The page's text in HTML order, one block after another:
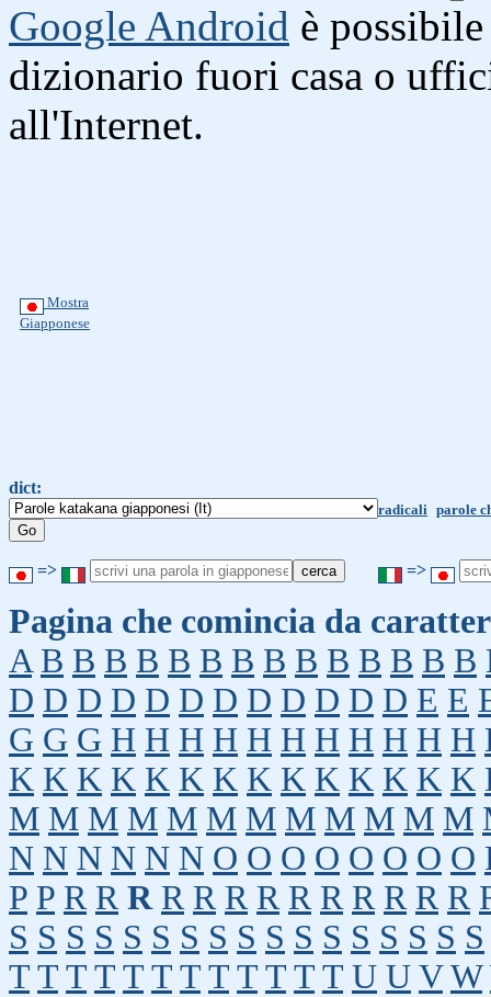
Google Android è
dizionario fuori casa o
all'Internet.
Mostra
Giapponese
dict:
radicali parole
=> =>
Pagina che comincia da
A B B B B B B B B B B B B B B
D D D D D D D D D D D D E E
G G G H H H H H H H H H H H
K K K K K K K K K K K K K K
M M M M M M M M M M M M
N N N N N N O O O O O O O O
P P R R R R R R R R R R R R R
S S S S S S S S S S S S S S S S S
T T T T T T T T T T T T U U V W